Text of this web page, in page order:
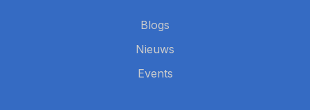
Blogs
Nieuws
Events